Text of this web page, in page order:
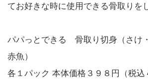
てお好きな時に使用できる骨取りを
パパっとできる 骨取り切身（さけ
赤魚）
各１パック 本体価格３９８円（税